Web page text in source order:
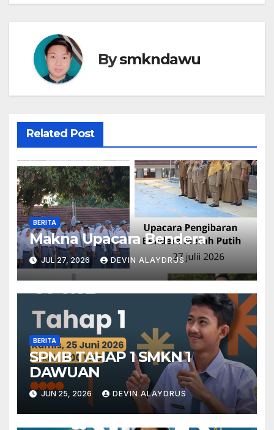
Bysmkndawu
Related Post
BERITA
Makna Upacara Bendera
JUL 27, 2026 DEVIN ALAYDRUS
BERITA
SPMB TAHAP 1 SMKN 1
DAWUAN
JUN 25, 2026 DEVIN ALAYDRUS